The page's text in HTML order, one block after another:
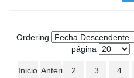
Ordering
página
Inicio Anterior 2 3 4